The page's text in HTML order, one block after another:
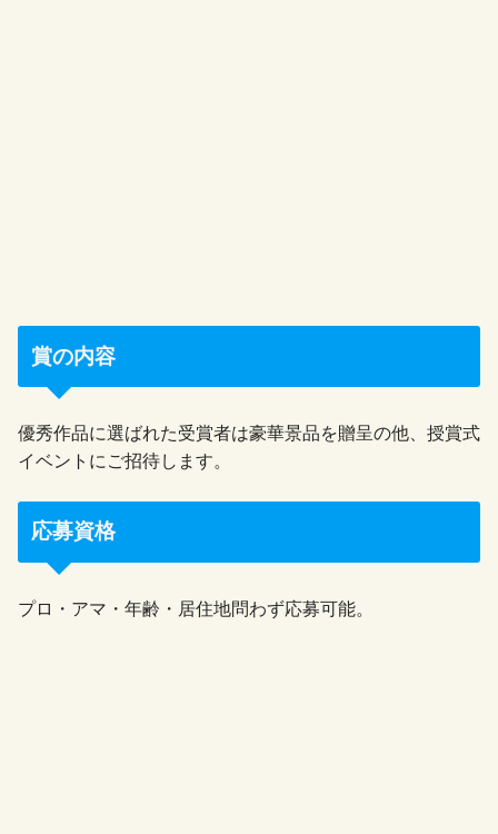
賞の内容
優秀作品に選ばれた受賞者は豪華景品を贈呈の他、授賞式
イベントにご招待します。
応募資格
プロ・アマ・年齢・居住地問わず応募可能。